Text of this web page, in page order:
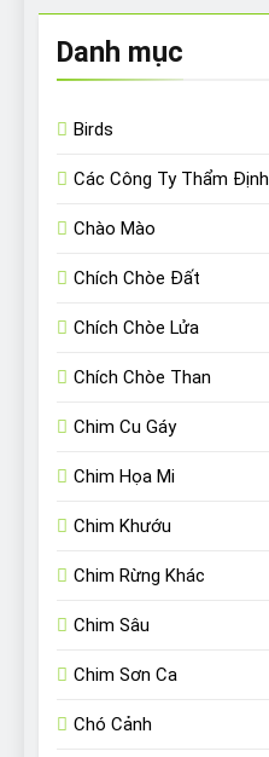
Danh mục
Birds
Các Công Ty Thẩm Định
Chào Mào
Chích Chòe Đất
Chích Chòe Lửa
Chích Chòe Than
Chim Cu Gáy
Chim Họa Mi
Chim Khướu
Chim Rừng Khác
Chim Sâu
Chim Sơn Ca
Chó Cảnh